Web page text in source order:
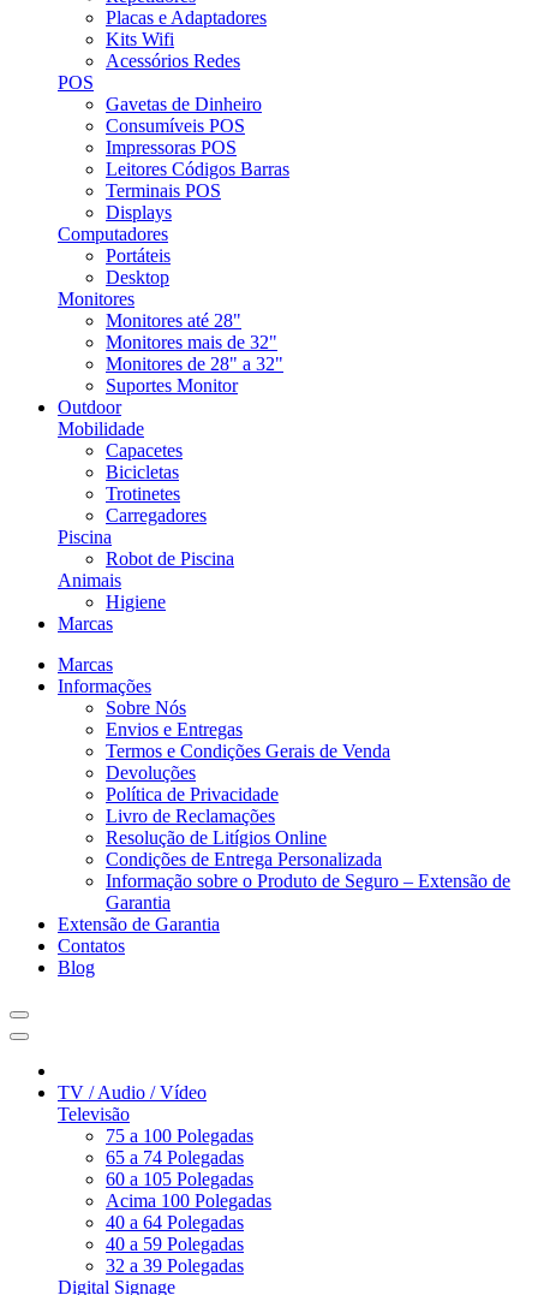
Placas e Adaptadores
Kits Wifi
Acessórios Redes
POS
Gavetas de Dinheiro
Consumíveis POS
Impressoras POS
Leitores Códigos Barras
Terminais POS
Displays
Computadores
Portáteis
Desktop
Monitores
Monitores até 28"
Monitores mais de 32"
Monitores de 28" a 32"
Suportes Monitor
Outdoor
Mobilidade
Capacetes
Bicicletas
Trotinetes
Carregadores
Piscina
Robot de Piscina
Animais
Higiene
Marcas
Marcas
Informações
Sobre Nós
Envios e Entregas
Termos e Condições Gerais de Venda
Devoluções
Política de Privacidade
Livro de Reclamações
Resolução de Litígios Online
Condições de Entrega Personalizada
Informação sobre o Produto de Seguro – Extensão de
Garantia
Extensão de Garantia
Contatos
Blog
TV / Audio / Vídeo
Televisão
75 a 100 Polegadas
65 a 74 Polegadas
60 a 105 Polegadas
Acima 100 Polegadas
40 a 64 Polegadas
40 a 59 Polegadas
32 a 39 Polegadas
Digital Signage